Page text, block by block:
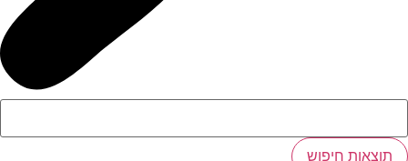
תוצאות חיפוש